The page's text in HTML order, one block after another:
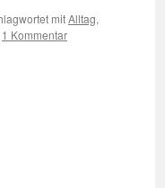
mitAlltag,
1 Kommentar